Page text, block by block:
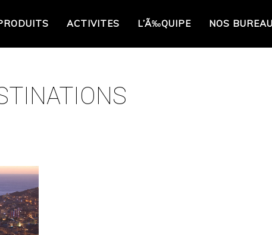
ACTIVITES L’Ã‰QUIPE NOS